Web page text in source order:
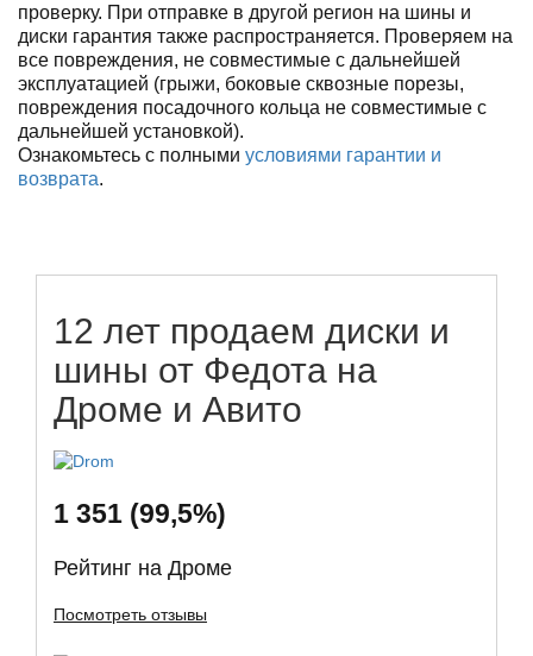
проверку. При отправке в другой регион на шины и
диски гарантия также распространяется. Проверяем на
все повреждения, не совместимые с дальнейшей
эксплуатацией (грыжи, боковые сквозные порезы,
повреждения посадочного кольца не совместимые с
дальнейшей установкой).
Ознакомьтесь с полными условиями гарантии и
возврата.
12 лет продаем диски и
шины от Федота на
Дроме и Авито
1 351 (99,5%)
Рейтинг на Дроме
Посмотреть отзывы